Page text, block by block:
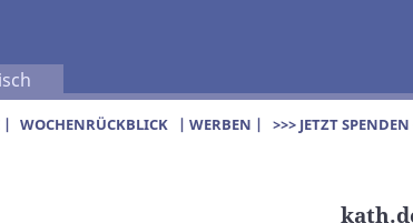
| WOCHENRÜCKBLICK | WERBEN | >>> JETZT SPENDEN